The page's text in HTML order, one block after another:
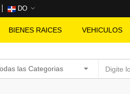
DO
BIENES RAICES VEHICULOS
las Categorias